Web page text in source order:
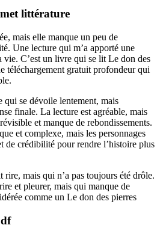
littérature
mais elle manque un peu de
Une lecture qui m’a apporté une
vie. C’est un livre qui se lit Le don des
téléchargement gratuit profondeur qui
qui se dévoile lentement, mais
finale. La lecture est agréable, mais
et manque de rebondissements.
et complexe, mais les personnages
de crédibilité pour rendre l’histoire plus
mais qui n’a pas toujours été drôle.
et pleurer, mais qui manque de
comme un Le don des pierres